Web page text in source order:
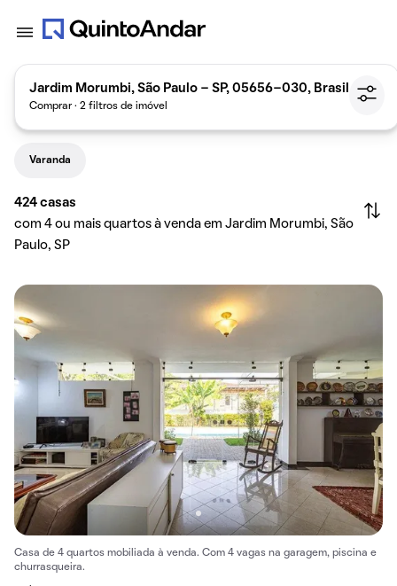
Jardim Morumbi, São Paulo - SP, 05656-030, Brasil
Comprar · 2 filtros de imóvel
Varanda
424 casas
com 4 ou mais quartos à venda em Jardim Morumbi, São
Paulo, SP
Casa de 4 quartos mobiliada à venda. Com 4 vagas na garagem, piscina e
churrasqueira.